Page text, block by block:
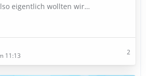
eigentlich wollten wir…
11:13
2